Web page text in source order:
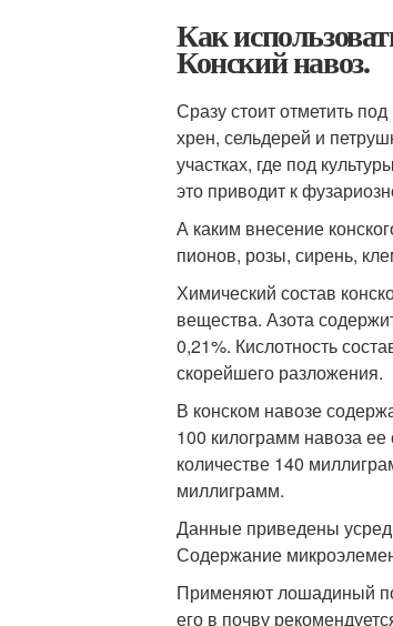
Как
Конский навоз.
Сразу стоит отметить
хрен, сельдерей и
участках, где под
это приводит к
А каким внесение
пионов, розы, сирень,
Химический состав
вещества. Азота
0,21%. Кислотность
скорейшего разложения.
В конском навозе
100 килограмм навоза
количестве 140
миллиграмм.
Данные приведены
Содержание
Применяют лошадиный
его в почву